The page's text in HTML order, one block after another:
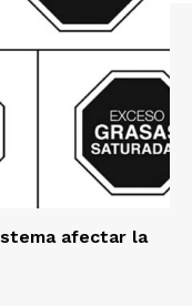
afectar la